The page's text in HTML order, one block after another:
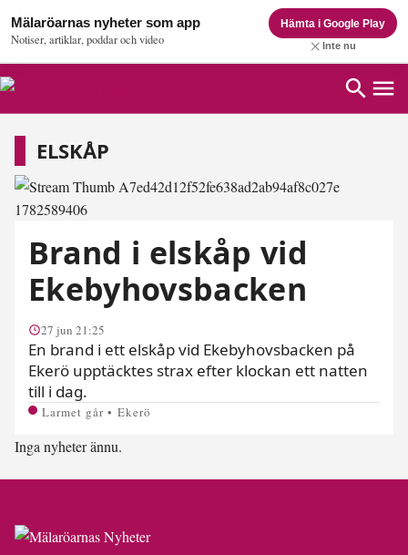
Mälaröarnas nyheter som app
Notiser, artiklar, poddar och video
Hämta i Google Play
Inte nu
Elskåp
ELSKÅP
Brand i elskåp vid
Ekebyhovsbacken
27 jun 21:25
En brand i ett elskåp vid Ekebyhovsbacken på
Ekerö upptäcktes strax efter klockan ett natten
till i dag.
Larmet går • Ekerö
Inga nyheter ännu.